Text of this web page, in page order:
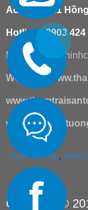
Add 181/21
Hotline : 0903
Email :
Website:
thảm trải sàn, thảm
Copyright ©